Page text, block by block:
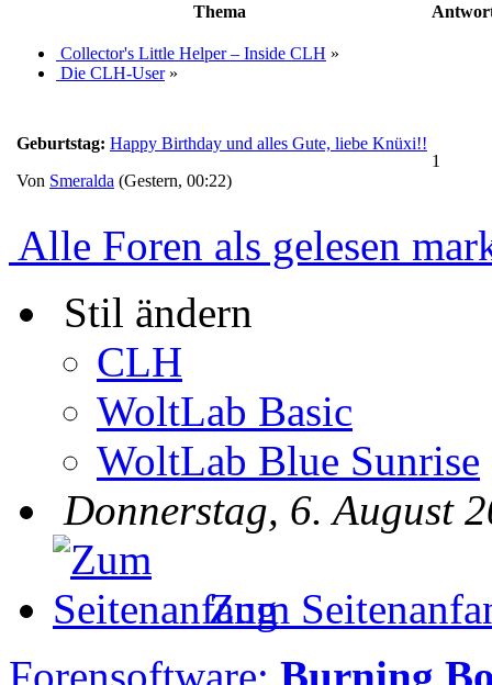
Thema
Collector's Little Helper – Inside CLH »
Die CLH-User»
Geburtstag: Happy Birthday und alles Gute, liebe Knüxi!!
Von Smeralda (Gestern, 00:22)
1
Alle Foren als gelesen
Stil ändern
CLH
WoltLab Basic
WoltLab Blue Sunrise
Donnerstag, 6. August
Zum
Forensoftware: Burning